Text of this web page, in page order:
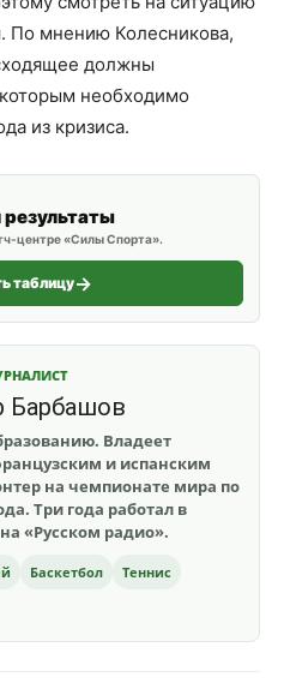
По мнению Колесникова,
должны
необходимо
из кризиса.
результаты
центре «Силы Спорта».
таблицу
Барбашов
Владеет
и испанским
на чемпионате мира по
Три года работал в
«Русском радио».
Баскетбол
Теннис